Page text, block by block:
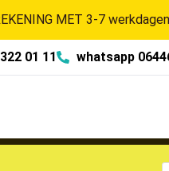
MET 3-7 werkdagen
01 11 whatsapp